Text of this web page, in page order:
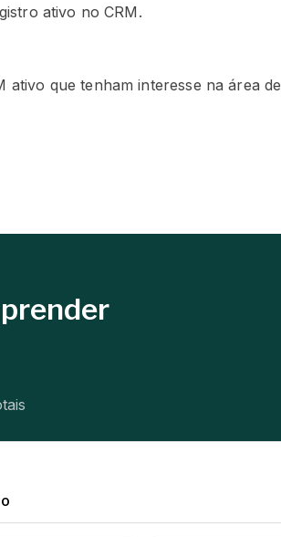
ativo no CRM.
ativo que tenham interesse na área de